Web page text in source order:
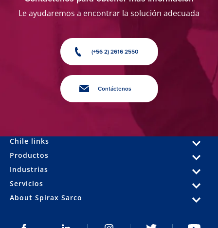
Le ayudaremos a encontrar la solución adecuada
(+56 2) 2616 2550
Contáctenos
Chile links
Productos
Industrias
Servicios
About Spirax Sarco